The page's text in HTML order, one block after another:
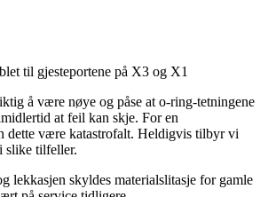
til gjesteportene på X3 og X1
å være nøye og påse at o-ring-tetningene
at feil kan skje. For en
dette være katastrofalt. Heldigvis tilbyr vi
slike tilfeller.
lekkasjen skyldes materialslitasje for gamle